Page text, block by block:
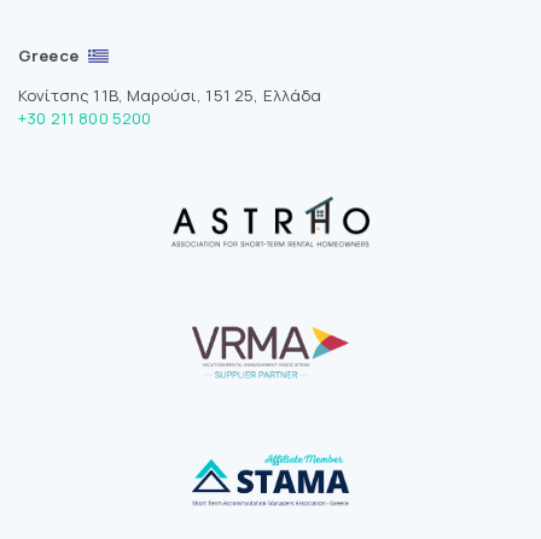
Greece
Κονίτσης 11Β, Μαρούσι, 151 25, Ελλάδα
+30 211 800 5200